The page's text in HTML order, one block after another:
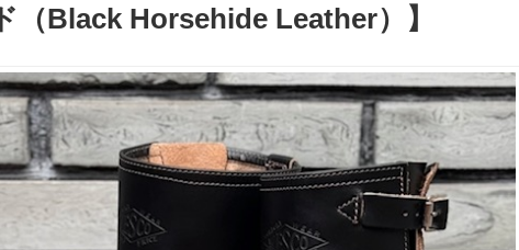
（Black Horsehide Leather）】